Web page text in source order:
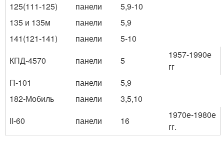
125(111-125)
панели
5,9-10
135 и 135м
панели
5,9
141(121-141)
панели
5-10
КПД-4570
панели 5
1957-1990е
гг
П-101
панели
5,9
182-Мобиль
панели
3,5,10
II-60
панели 16
1970е-1980е
гг.